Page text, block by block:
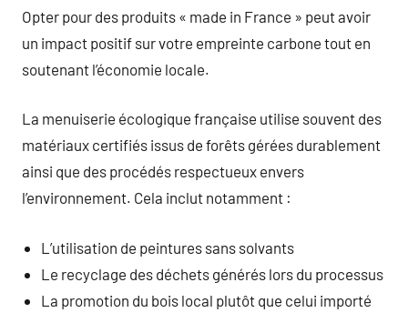
Opter pour des produits « made in France » peut avoir
un impact positif sur votre empreinte carbone tout en
soutenant l’économie locale.
La menuiserie écologique française utilise souvent des
matériaux certifiés issus de forêts gérées durablement
ainsi que des procédés respectueux envers
l’environnement. Cela inclut notamment :
L’utilisation de peintures sans solvants
Le recyclage des déchets générés lors du processus
La promotion du bois local plutôt que celui importé